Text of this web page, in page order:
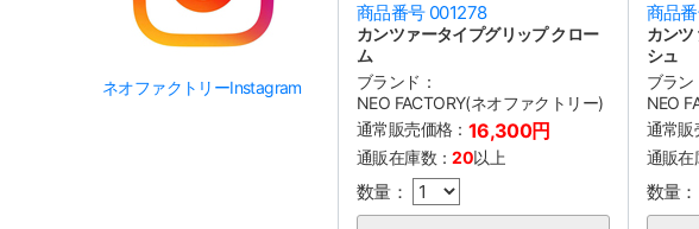
ネオファクトリーInstagram
商品番号 001278
カンツァータイプグリップ クロー
ム
ブランド：
NEO FACTORY(ネオファクトリー)
通常販売価格： 16,300円
通販在庫数：20以上
数量：
商品
カンツ
シュ
ブラン
NEO
通常販
通販在
数量：